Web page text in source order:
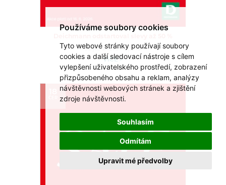
Používáme soubory cookies
Tyto webové stránky používají soubory
cookies a další sledovací nástroje s cílem
vylepšení uživatelského prostředí, zobrazení
přizpůsobeného obsahu a reklam, analýzy
návštěvnosti webových stránek a zjištění
zdroje návštěvnosti.
Souhlasím
Odmítám
Upravit mé předvolby
Užijte si léto naplno!
VÍCE >